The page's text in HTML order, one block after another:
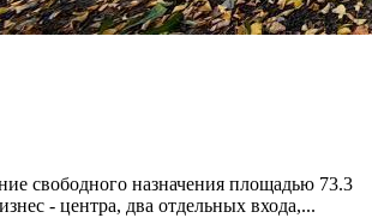
свободного назначения площадью 73.3
- центра,­ два отдельных входа,­...